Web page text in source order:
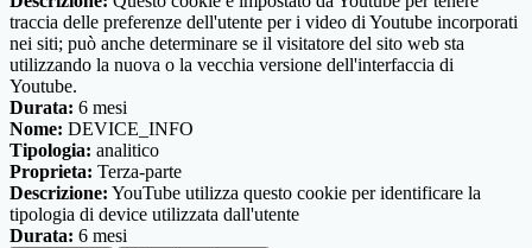
traccia delle preferenze dell'utente per i video di Youtube incorporati
nei siti; può anche determinare se il visitatore del sito web sta
utilizzando la nuova o la vecchia versione dell'interfaccia di
Youtube.
Durata: 6 mesi
Nome: DEVICE_INFO
Tipologia: analitico
Proprieta: Terza-parte
Descrizione: YouTube utilizza questo cookie per identificare la
tipologia di device utilizzata dall'utente
Durata: 6 mesi